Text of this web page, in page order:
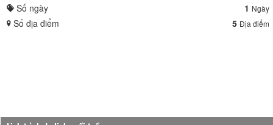
Số ngày
1 Ngày
Số địa điểm 5 Địa điểm